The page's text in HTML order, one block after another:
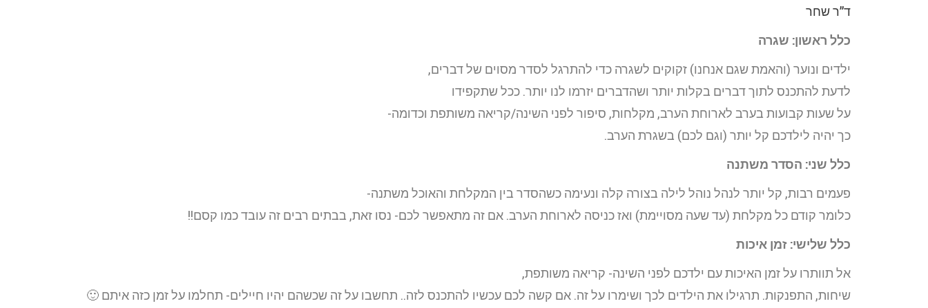
ד”ר שחר
כלל ראשון: שגרה
ילדים ונוער (והאמת שגם אנחנו) זקוקים לשגרה כדי להתרגל לסדר מסוים של דברים,
לדעת להתכנס לתוך דברים בקלות יותר ושהדברים יזרמו לנו יותר. ככל שתקפידו
על שעות קבועות בערב לארוחת הערב, מקלחות, סיפור לפני השינה/קריאה משותפת וכדומה-
כך יהיה לילדכם קל יותר (וגם לכם) בשגרת הערב.
כלל שני: הסדר משתנה
פעמים רבות, קל יותר לנהל נוהל לילה בצורה קלה ונעימה כשהסדר בין המקלחת והאוכל משתנה-
כלומר קודם כל מקלחת (עד שעה מסויימת) ואז כניסה לארוחת הערב. אם זה מתאפשר לכם- נסו זאת, בבתים רבים זה עובד כמו קסם!!
כלל שלישי: זמן איכות
אל תוותרו על זמן האיכות עם ילדכם לפני השינה- קריאה משותפת,
שיחות, התפנקות. תרגילו את הילדים לכך ושימרו על זה. אם קשה לכם עכשיו להתכנס לזה.. תחשבו על זה שכשהם יהיו חיילים- תחלמו על זמן כזה איתם 🙂